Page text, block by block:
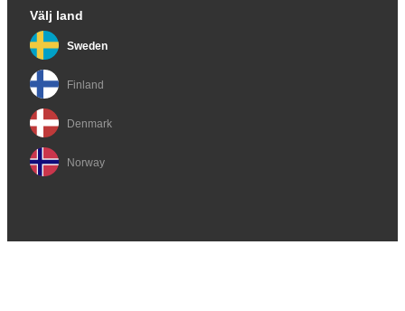
Välj land
Sweden
Finland
Denmark
Norway